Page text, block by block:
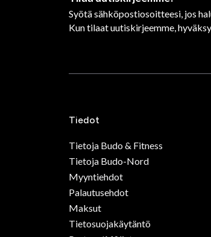
Syötä sähköpostiosoitteesi, jos
Kun tilaat uutiskirjeemme,
Tiedot
Tietoja Budo & Fitness
Tietoja Budo-Nord
Myyntiehdot
Palautusehdot
Maksut
Tietosuojakäytäntö